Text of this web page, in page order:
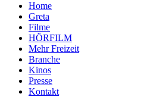
Home
Greta
Filme
HÖRFILM
Mehr Freizeit
Branche
Kinos
Presse
Kontakt